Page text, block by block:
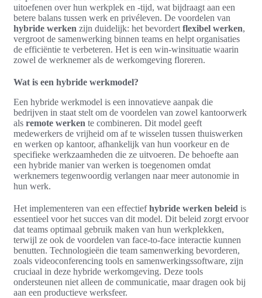
uitoefenen over hun werkplek en -tijd, wat bijdraagt aan een
betere balans tussen werk en privéleven. De voordelen van
hybride werken zijn duidelijk: het bevordert flexibel werken,
vergroot de samenwerking binnen teams en helpt organisaties
de efficiëntie te verbeteren. Het is een win-winsituatie waarin
zowel de werknemer als de werkomgeving floreren.
Wat is een hybride werkmodel?
Een hybride werkmodel is een innovatieve aanpak die
bedrijven in staat stelt om de voordelen van zowel kantoorwerk
als remote werken te combineren. Dit model geeft
medewerkers de vrijheid om af te wisselen tussen thuiswerken
en werken op kantoor, afhankelijk van hun voorkeur en de
specifieke werkzaamheden die ze uitvoeren. De behoefte aan
een hybride manier van werken is toegenomen omdat
werknemers tegenwoordig verlangen naar meer autonomie in
hun werk.
Het implementeren van een effectiefhybride werken beleid is
essentieel voor het succes van dit model. Dit beleid zorgt ervoor
dat teams optimaal gebruik maken van hun werkplekken,
terwijl ze ook de voordelen van face-to-face interactie kunnen
benutten. Technologieën die team samenwerking bevorderen,
zoals videoconferencing tools en samenwerkingssoftware, zijn
cruciaal in deze hybride werkomgeving. Deze tools
ondersteunen niet alleen de communicatie, maar dragen ook bij
aan een productieve werksfeer.